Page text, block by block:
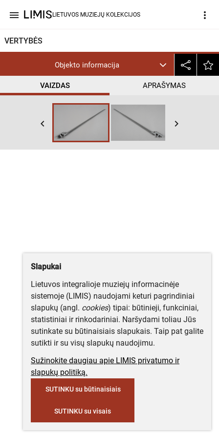
menu LIETUVOS MUZIEJŲ KOLEKCIJOS more_vert
VERTYBĖS
Objekto informacija
VAIZDAS APRAŠYMAS
keyboard_arrow_left keyboard_arrow_right
Slapukai
Lietuvos integralioje muziejų informacinėje
sistemoje (LIMIS) naudojami keturi pagrindiniai
slapukų (angl. cookies) tipai: būtinieji, funkciniai,
statistiniai ir rinkodariniai. Naršydami toliau Jūs
sutinkate su būtinaisiais slapukais. Taip pat galite
sutikti ir su visų slapukų naudojimu.
Sužinokite daugiau apie LIMIS privatumo ir
slapukų politiką.
SUTINKU su būtinaisiais
SUTINKU su visais